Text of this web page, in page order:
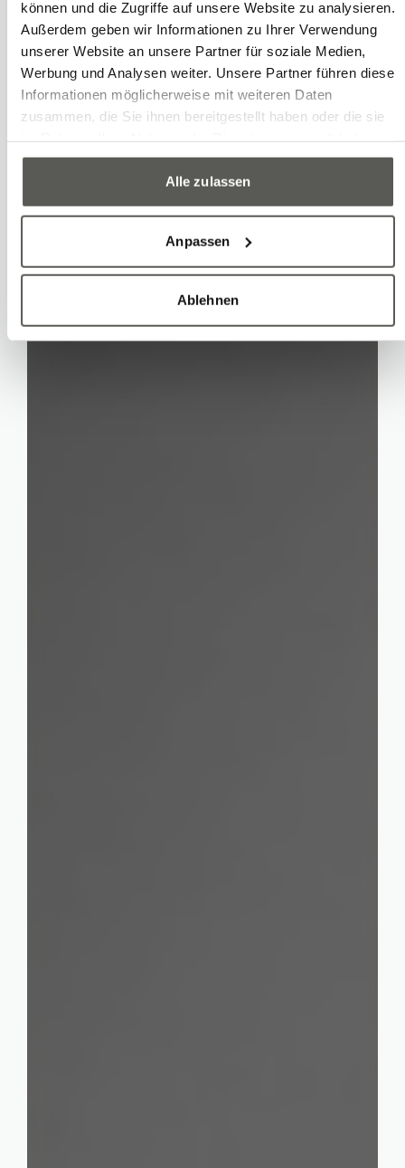
können und die Zugriffe auf unsere Website zu analysieren.
Außerdem geben wir Informationen zu Ihrer Verwendung
unserer Website an unsere Partner für soziale Medien,
Werbung und Analysen weiter. Unsere Partner führen diese
Informationen möglicherweise mit weiteren Daten
zusammen, die Sie ihnen bereitgestellt haben oder die sie
Alle zulassen
Anpassen
Ablehnen